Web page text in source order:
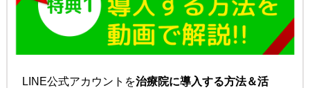
LINE公式アカウントを治療院に導入する方法＆活